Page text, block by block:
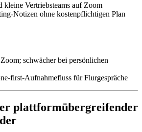
kleine Vertriebsteams auf Zoom
Notizen ohne kostenpflichtigen Plan
schwächer bei persönlichen
first-Aufnahmefluss für Flurgespräche
plattformübergreifender